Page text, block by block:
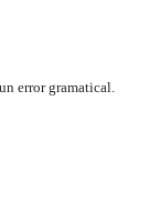
error gramatical.